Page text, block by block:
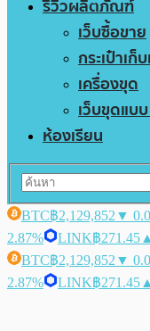
รีวิวผลิตภัณฑ์
เว็บซื้อขาย
กระเป๋าเก็
เครื่องขุด
เว็บขุดแบ
ห้องเรียน
BTC฿2,129,852 ▼
2.87%
LINK฿271.45
BTC฿2,129,852 ▼
2.87%
LINK฿271.45